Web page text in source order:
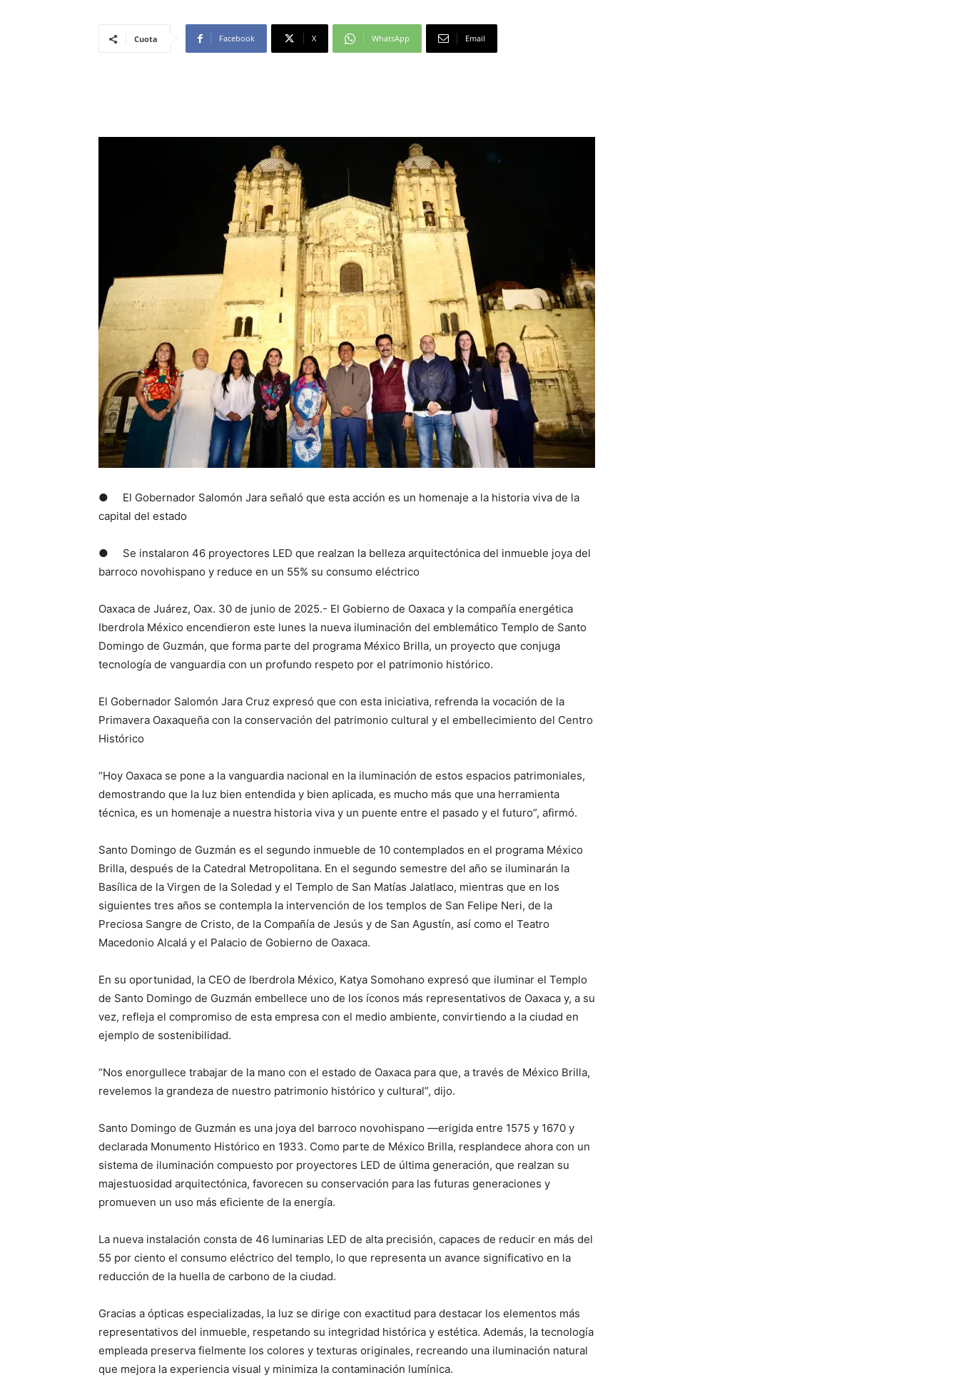
Cuota Facebook X WhatsApp Email
● El Gobernador Salomón Jara señaló que esta acción es un homenaje a la historia viva de la
capital del estado
● Se instalaron 46 proyectores LED que realzan la belleza arquitectónica del inmueble joya del
barroco novohispano y reduce en un 55% su consumo eléctrico
Oaxaca de Juárez, Oax. 30 de junio de 2025.- El Gobierno de Oaxaca y la compañía energética
Iberdrola México encendieron este lunes la nueva iluminación del emblemático Templo de Santo
Domingo de Guzmán, que forma parte del programa México Brilla, un proyecto que conjuga
tecnología de vanguardia con un profundo respeto por el patrimonio histórico.
El Gobernador Salomón Jara Cruz expresó que con esta iniciativa, refrenda la vocación de la
Primavera Oaxaqueña con la conservación del patrimonio cultural y el embellecimiento del Centro
Histórico
“Hoy Oaxaca se pone a la vanguardia nacional en la iluminación de estos espacios patrimoniales,
demostrando que la luz bien entendida y bien aplicada, es mucho más que una herramienta
técnica, es un homenaje a nuestra historia viva y un puente entre el pasado y el futuro”, afirmó.
Santo Domingo de Guzmán es el segundo inmueble de 10 contemplados en el programa México
Brilla, después de la Catedral Metropolitana. En el segundo semestre del año se iluminarán la
Basílica de la Virgen de la Soledad y el Templo de San Matías Jalatlaco, mientras que en los
siguientes tres años se contempla la intervención de los templos de San Felipe Neri, de la
Preciosa Sangre de Cristo, de la Compañía de Jesús y de San Agustín, así como el Teatro
Macedonio Alcalá y el Palacio de Gobierno de Oaxaca.
En su oportunidad, la CEO de Iberdrola México, Katya Somohano expresó que iluminar el Templo
de Santo Domingo de Guzmán embellece uno de los íconos más representativos de Oaxaca y, a su
vez, refleja el compromiso de esta empresa con el medio ambiente, convirtiendo a la ciudad en
ejemplo de sostenibilidad.
“Nos enorgullece trabajar de la mano con el estado de Oaxaca para que, a través de México Brilla,
revelemos la grandeza de nuestro patrimonio histórico y cultural”, dijo.
Santo Domingo de Guzmán es una joya del barroco novohispano —erigida entre 1575 y 1670 y
declarada Monumento Histórico en 1933. Como parte de México Brilla, resplandece ahora con un
sistema de iluminación compuesto por proyectores LED de última generación, que realzan su
majestuosidad arquitectónica, favorecen su conservación para las futuras generaciones y
promueven un uso más eficiente de la energía.
La nueva instalación consta de 46 luminarias LED de alta precisión, capaces de reducir en más del
55 por ciento el consumo eléctrico del templo, lo que representa un avance significativo en la
reducción de la huella de carbono de la ciudad.
Gracias a ópticas especializadas, la luz se dirige con exactitud para destacar los elementos más
representativos del inmueble, respetando su integridad histórica y estética. Además, la tecnología
empleada preserva fielmente los colores y texturas originales, recreando una iluminación natural
que mejora la experiencia visual y minimiza la contaminación lumínica.